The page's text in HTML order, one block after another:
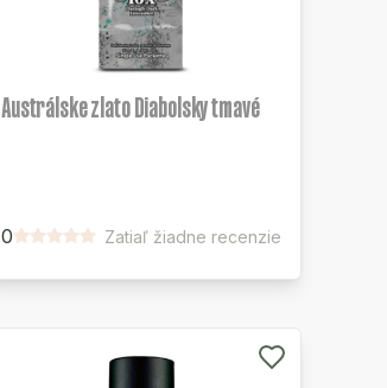
Austrálske zlato Diabolsky tmavé
0 Zatiaľ žiadne recenzie